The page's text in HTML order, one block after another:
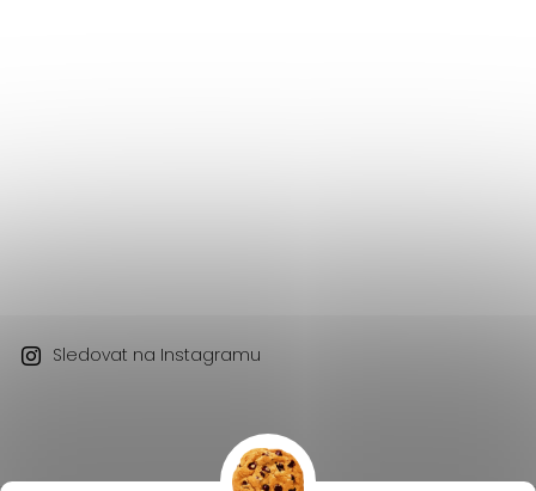
Sledovat na Instagramu